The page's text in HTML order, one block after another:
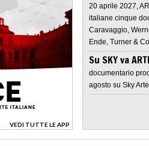
VEDI TUTTE LE APP
>
20 aprile 2027,
italiane cinque
Caravaggio,
Ende, Turner &
Su SKY va
documentario
agosto su Sky Arte